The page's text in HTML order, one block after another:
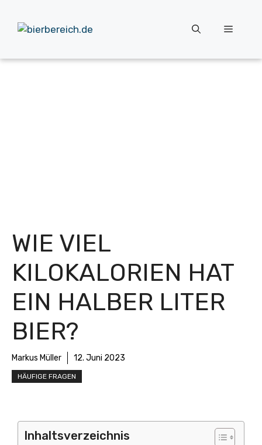
Inhalt
springen
Menü
WIE VIEL
KILOKALORIEN HAT
EIN HALBER LITER
BIER?
Markus Müller 12. Juni 2023
HÄUFIGE FRAGEN
Inhaltsverzeichnis